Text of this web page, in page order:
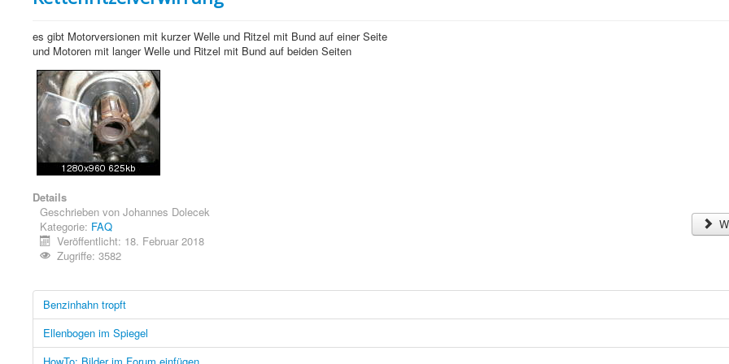
es gibt Motorversionen mit kurzer Welle und Ritzel mit Bund auf einer Seite
und Motoren mit langer Welle und Ritzel mit Bund auf beiden Seiten
Details
Geschrieben von Johannes Dolecek
Kategorie: FAQ
Veröffentlicht: 18. Februar 2018
Zugriffe: 3582
Benzinhahn tropft
Ellenbogen im Spiegel